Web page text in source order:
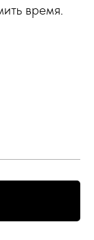
время.